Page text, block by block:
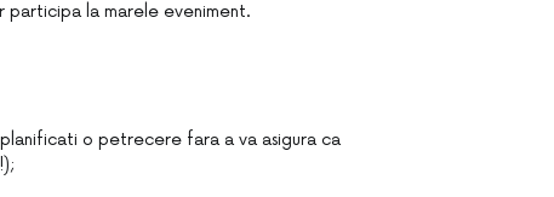
participa la marele eveniment.
o petrecere fara a va asigura ca